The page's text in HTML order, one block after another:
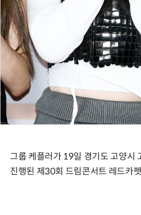
그룹 케플러가 19일 경기도 고양시
진행된 제30회 드림콘서트 레드카